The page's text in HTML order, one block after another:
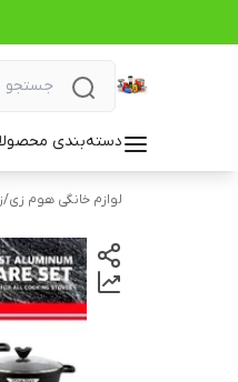
دسته‌بندی
لوازم خانگی هوم زی/